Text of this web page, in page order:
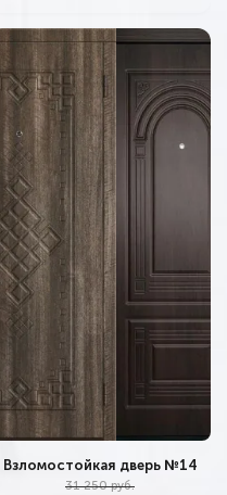
Взломостойкая дверь №14
31 250 руб.